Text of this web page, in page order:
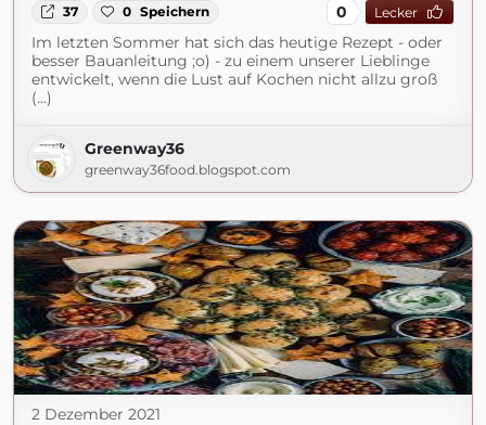
37 0 Speichern 0 Lecker
Im letzten Sommer hat sich das heutige Rezept - oder
besser Bauanleitung ;o) - zu einem unserer Lieblinge
entwickelt, wenn die Lust auf Kochen nicht allzu groß
(...)
Greenway36
greenway36food.blogspot.com
2 Dezember 2021